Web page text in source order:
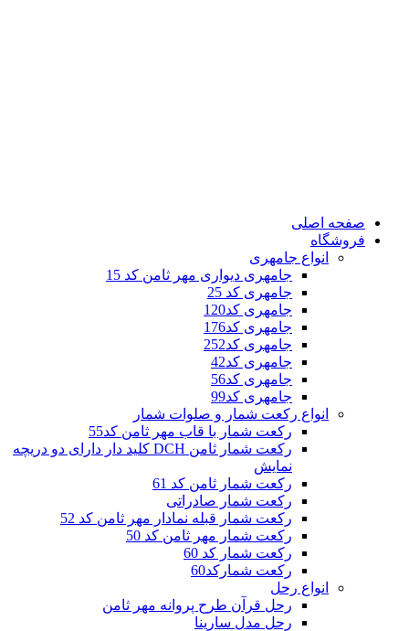
صفحه اصلی
فروشگاه
انواع جامهری
جامهری دیواری مهر ثامن کد 15
جامهری کد 25
جامهری کد120
جامهری کد176
جامهری کد252
جامهری کد42
جامهری کد56
جامهری کد99
انواع رکعت شمار و صلوات شمار
رکعت شمار با قاب مهر ثامن کد55
رکعت شمار ثامن DCH کلید دار دارای دو دریچه
نمایش
رکعت شمار ثامن کد 61
رکعت شمار صادراتی
رکعت شمار قبله نمادار مهر ثامن کد 52
رکعت شمار مهر ثامن کد 50
رکعت شمار کد 60
رکعت شمارکد60
انواع رحل
رحل قرآن طرح پروانه مهر ثامن
رحل مدل سارینا